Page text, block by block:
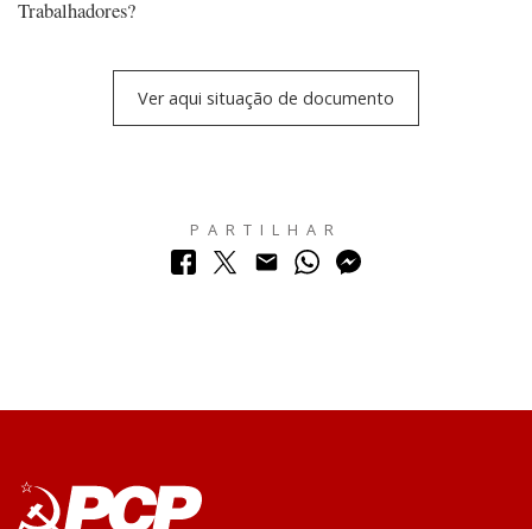
Trabalhadores?
Ver aqui situação de documento
PARTILHAR